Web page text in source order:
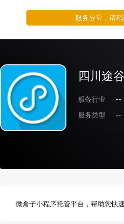
四川途
服务行业
--
服务类型
--
微盒子小程序托管平台，帮助您快
服务异常，请